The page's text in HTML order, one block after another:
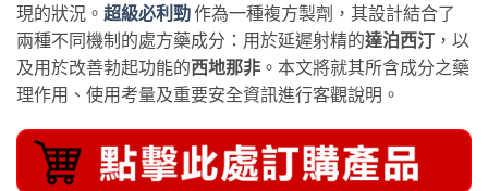
現的狀況。 超級必利勁​ 作為一種複方製劑，其設計結合了
兩種不同機制的處方藥成分：用於延遲射精的達泊西汀 ，以
及用於改善勃起功能的西地那非 。本文將就其所含成分之藥
理作用、使用考量及重要安全資訊進行客觀說明。